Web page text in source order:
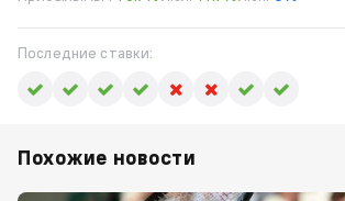
Последние ставки:
Похожие новости